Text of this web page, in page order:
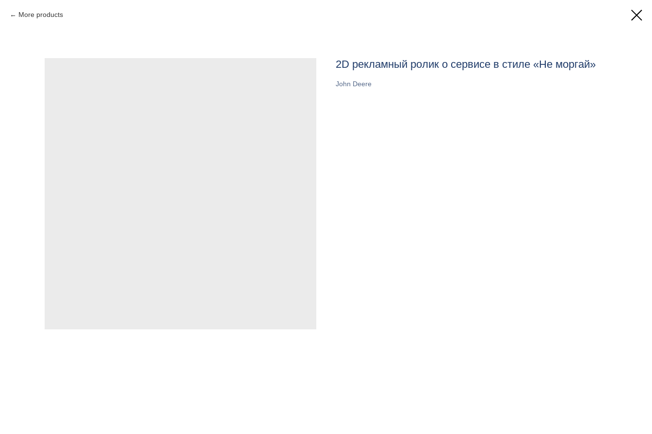
More products
2D рекламный ролик о сервисе в стиле «Не моргай»
John Deere